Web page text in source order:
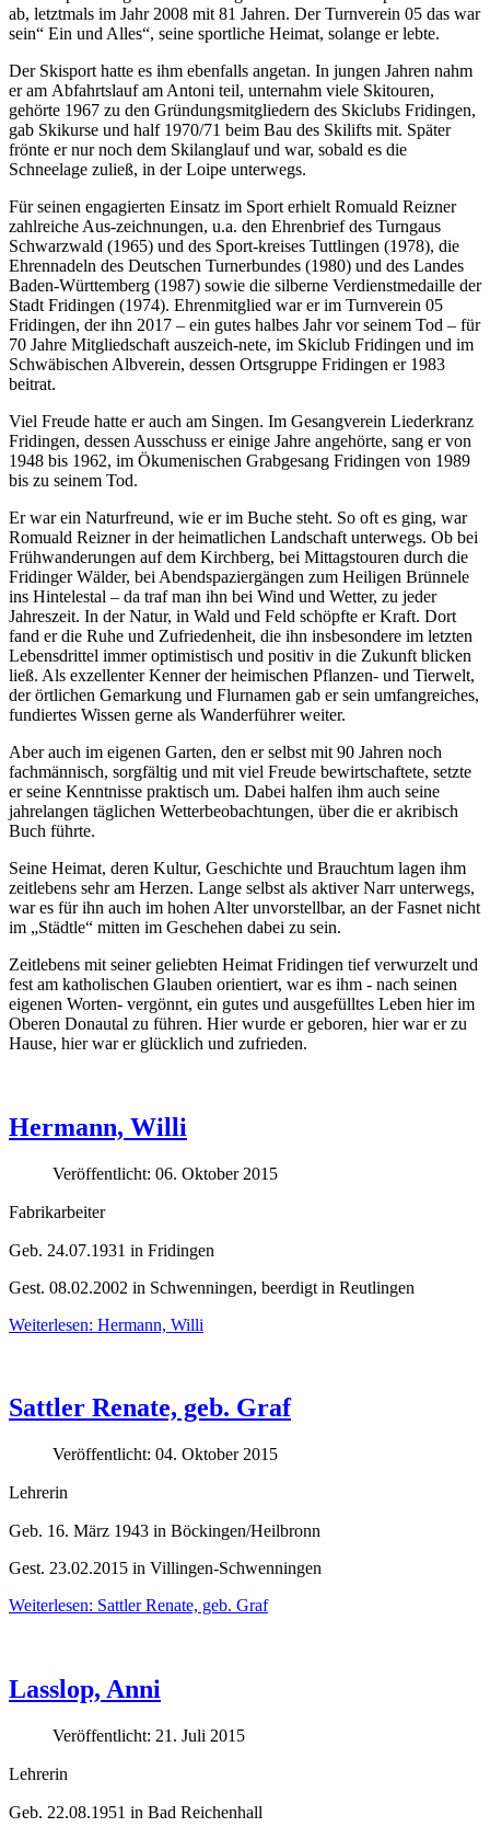
ab, letztmals im Jahr 2008 mit 81 Jahren. Der Turnverein 05 das war
sein“ Ein und Alles“, seine sportliche Heimat, solange er lebte.
Der Skisport hatte es ihm ebenfalls angetan. In jungen Jahren nahm
er am Abfahrtslauf am Antoni teil, unternahm viele Skitouren,
gehörte 1967 zu den Gründungsmitgliedern des Skiclubs Fridingen,
gab Skikurse und half 1970/71 beim Bau des Skilifts mit. Später
frönte er nur noch dem Skilanglauf und war, sobald es die
Schneelage zuließ, in der Loipe unterwegs.
Für seinen engagierten Einsatz im Sport erhielt Romuald Reizner
zahlreiche Aus-zeichnungen, u.a. den Ehrenbrief des Turngaus
Schwarzwald (1965) und des Sport-kreises Tuttlingen (1978), die
Ehrennadeln des Deutschen Turnerbundes (1980) und des Landes
Baden-Württemberg (1987) sowie die silberne Verdienstmedaille der
Stadt Fridingen (1974). Ehrenmitglied war er im Turnverein 05
Fridingen, der ihn 2017 – ein gutes halbes Jahr vor seinem Tod – für
70 Jahre Mitgliedschaft auszeich-nete, im Skiclub Fridingen und im
Schwäbischen Albverein, dessen Ortsgruppe Fridingen er 1983
beitrat.
Viel Freude hatte er auch am Singen. Im Gesangverein Liederkranz
Fridingen, dessen Ausschuss er einige Jahre angehörte, sang er von
1948 bis 1962, im Ökumenischen Grabgesang Fridingen von 1989
bis zu seinem Tod.
Er war ein Naturfreund, wie er im Buche steht. So oft es ging, war
Romuald Reizner in der heimatlichen Landschaft unterwegs. Ob bei
Frühwanderungen auf dem Kirchberg, bei Mittagstouren durch die
Fridinger Wälder, bei Abendspaziergängen zum Heiligen Brünnele
ins Hintelestal – da traf man ihn bei Wind und Wetter, zu jeder
Jahreszeit. In der Natur, in Wald und Feld schöpfte er Kraft. Dort
fand er die Ruhe und Zufriedenheit, die ihn insbesondere im letzten
Lebensdrittel immer optimistisch und positiv in die Zukunft blicken
ließ. Als exzellenter Kenner der heimischen Pflanzen- und Tierwelt,
der örtlichen Gemarkung und Flurnamen gab er sein umfangreiches,
fundiertes Wissen gerne als Wanderführer weiter.
Aber auch im eigenen Garten, den er selbst mit 90 Jahren noch
fachmännisch, sorgfältig und mit viel Freude bewirtschaftete, setzte
er seine Kenntnisse praktisch um. Dabei halfen ihm auch seine
jahrelangen täglichen Wetterbeobachtungen, über die er akribisch
Buch führte.
Seine Heimat, deren Kultur, Geschichte und Brauchtum lagen ihm
zeitlebens sehr am Herzen. Lange selbst als aktiver Narr unterwegs,
war es für ihn auch im hohen Alter unvorstellbar, an der Fasnet nicht
im „Städtle“ mitten im Geschehen dabei zu sein.
Zeitlebens mit seiner geliebten Heimat Fridingen tief verwurzelt und
fest am katholischen Glauben orientiert, war es ihm - nach seinen
eigenen Worten- vergönnt, ein gutes und ausgefülltes Leben hier im
Oberen Donautal zu führen. Hier wurde er geboren, hier war er zu
Hause, hier war er glücklich und zufrieden.
Hermann, Willi
Veröffentlicht: 06. Oktober 2015
Fabrikarbeiter
Geb. 24.07.1931 in Fridingen
Gest. 08.02.2002 in Schwenningen, beerdigt in Reutlingen
Weiterlesen: Hermann, Willi
Sattler Renate, geb. Graf
Veröffentlicht: 04. Oktober 2015
Lehrerin
Geb. 16. März 1943 in Böckingen/Heilbronn
Gest. 23.02.2015 in Villingen-Schwenningen
Weiterlesen: Sattler Renate, geb. Graf
Lasslop, Anni
Veröffentlicht: 21. Juli 2015
Lehrerin
Geb. 22.08.1951 in Bad Reichenhall